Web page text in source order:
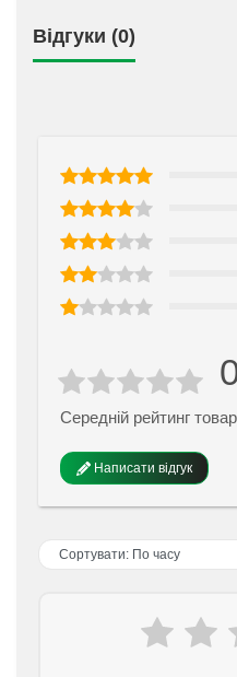
Відгуки (0)
Середній рейтинг
Написати відгук